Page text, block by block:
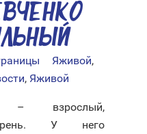
Яживой,
, Яживой
– взрослый,
У него